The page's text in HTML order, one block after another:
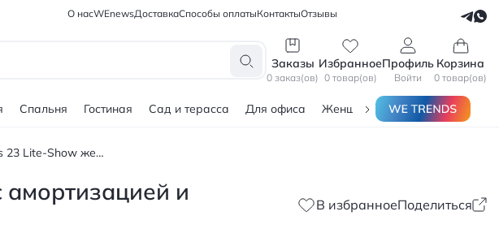
О насWEnewsДоставкаСпособы оплатыКонтактыОтзывы
Заказы
0 заказ(ов)
Избранное
0 товар(ов)
Профиль
Войти
Корзина
0 товар(ов)
Спальня Гостиная Сад и терасса Для офиса Женщинам Мужчинам
Asics GEL-Nimbus 23 Lite-Show женские кроссовки с амортизацией и дышащим верхом серо-розовые
амортизацией и
В избранноеПоделиться